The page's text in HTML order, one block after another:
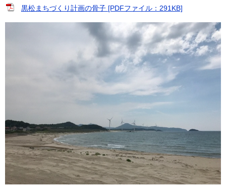
黒松まちづくり計画の骨子 [PDFファイル：291KB]